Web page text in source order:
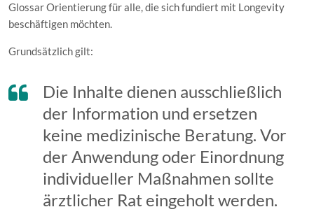
Glossar Orientierung für alle, die sich fundiert mit Longevity
beschäftigen möchten.
Grundsätzlich gilt:
Die Inhalte dienen ausschließlich
der Information und ersetzen
keine medizinische Beratung. Vor
der Anwendung oder Einordnung
individueller Maßnahmen sollte
ärztlicher Rat eingeholt werden.